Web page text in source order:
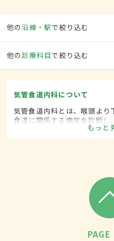
他の沿線・駅で絞り込む
他の 診療科目で絞り込む
気管食道内科について
気管食道内科とは、喉頭より
食道に関係する病気を診断し
療する内科の一領域です。平
は、気管食道科と呼ばれてい
もっと
PAGE